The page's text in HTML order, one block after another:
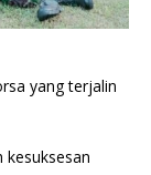
yang terjalin
kesuksesan